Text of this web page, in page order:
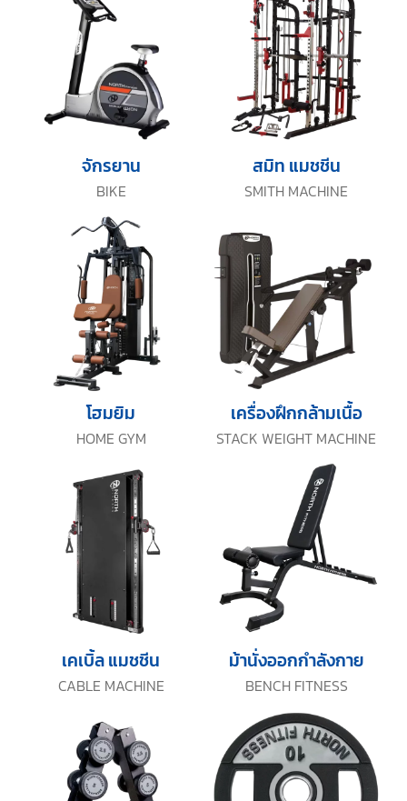
BIKE
จักรยาน
SMITH MACHINE
สมิท แมชชีน
HOME GYM
โฮมยิม
STACK WEIGHT MACHINE
เครื่องฝึกกล้ามเนื้อ
CABLE MACHINE
เคเบิ้ล แมชชีน
BENCH FITNESS
ม้านั่งออกกำลังกาย